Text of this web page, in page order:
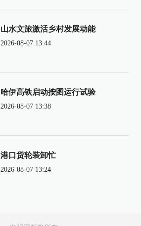
山水文旅激活乡村发展动能
2026-08-07 13:44
哈伊高铁启动按图运行试验
2026-08-07 13:38
港口货轮装卸忙
2026-08-07 13:24